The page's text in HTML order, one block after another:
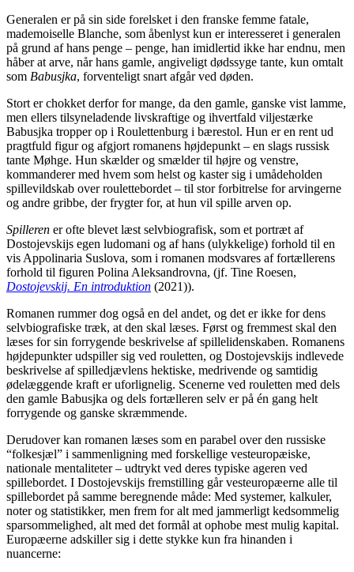
Generalen er på sin side forelsket i den franske femme fatale,
mademoiselle Blanche, som åbenlyst kun er interesseret i generalen
på grund af hans penge – penge, han imidlertid ikke har endnu, men
håber at arve, når hans gamle, angiveligt dødssyge tante, kun omtalt
som Babusjka, forventeligt snart afgår ved døden.
Stort er chokket derfor for mange, da den gamle, ganske vist lamme,
men ellers tilsyneladende livskraftige og ihvertfald viljestærke
Babusjka tropper op i Roulettenburg i bærestol. Hun er en rent ud
pragtfuld figur og afgjort romanens højdepunkt – en slags russisk
tante Møhge. Hun skælder og smælder til højre og venstre,
kommanderer med hvem som helst og kaster sig i umådeholden
spillevildskab over roulettebordet – til stor forbitrelse for arvingerne
og andre gribbe, der frygter for, at hun vil spille arven op.
Spilleren er ofte blevet læst selvbiografisk, som et portræt af
Dostojevskijs egen ludomani og af hans (ulykkelige) forhold til en
vis Appolinaria Suslova, som i romanen modsvares af fortællerens
forhold til figuren Polina Aleksandrovna, (jf. Tine Roesen,
Dostojevskij. En introduktion (2021)).
Romanen rummer dog også en del andet, og det er ikke for dens
selvbiografiske træk, at den skal læses. Først og fremmest skal den
læses for sin forrygende beskrivelse af spillelidenskaben. Romanens
højdepunkter udspiller sig ved rouletten, og Dostojevskijs indlevede
beskrivelse af spilledjævlens hektiske, medrivende og samtidig
ødelæggende kraft er uforlignelig. Scenerne ved rouletten med dels
den gamle Babusjka og dels fortælleren selv er på én gang helt
forrygende og ganske skræmmende.
Derudover kan romanen læses som en parabel over den russiske
“folkesjæl” i sammenligning med forskellige vesteuropæiske,
nationale mentaliteter – udtrykt ved deres typiske ageren ved
spillebordet. I Dostojevskijs fremstilling går vesteuropæerne alle til
spillebordet på samme beregnende måde: Med systemer, kalkuler,
noter og statistikker, men frem for alt med jammerligt kedsommelig
sparsommelighed, alt med det formål at ophobe mest mulig kapital.
Europæerne adskiller sig i dette stykke kun fra hinanden i
nuancerne: